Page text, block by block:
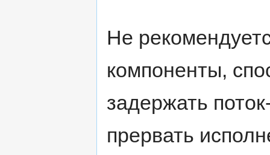
Не
компоненты,
задержать
прервать